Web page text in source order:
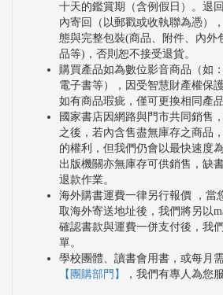
十天的鑑賞期（含例假日）。退
內寄回（以郵戳或收執聯為憑）
態與完整包裝(商品、附件、內外
品等)，否則恕不接受退貨。
購買產品如為數位影音商品（如
電子書等），因受智慧財產權保
如有商品瑕疵，僅可更換相同產品
國家書店因網路與門市共同銷售
之後，若內含售盡無庫存之商品
的權利，但我們仍會以最快速度
出版機關亦無庫存可供銷售，缺
退款作業。
海外購書運費一律另行報價 ，當
取海外寄送地址後，我們將另以
確認書款與運費一併支付後，我
單。
學校團體、讀書會用書，或每月
【團購部門】
，我們有專人為您服